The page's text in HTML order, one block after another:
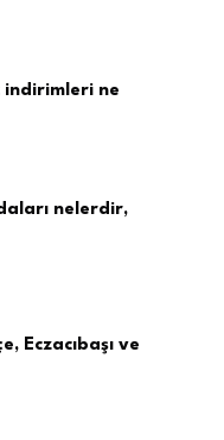
indirimleri ne
nelerdir,
Eczacıbaşı ve